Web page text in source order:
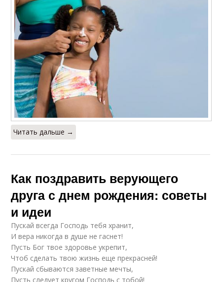
Читать дальше →
Как поздравить верующего
друга с днем рождения: советы
и идеи
Пускай всегда Господь тебя хранит,
И вера никогда в душе не гаснет!
Пусть Бог твое здоровье укрепит,
Чтоб сделать твою жизнь еще прекрасней!
Пускай сбываются заветные мечты,
Пусть следует кругом Господь с тобой!